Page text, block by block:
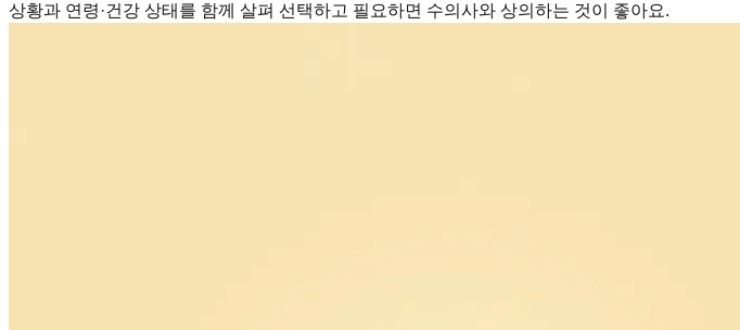
상황과 연령·건강 상태를 함께 살펴 선택하고 필요하면 수의사와 상의하는 것이 좋아요.